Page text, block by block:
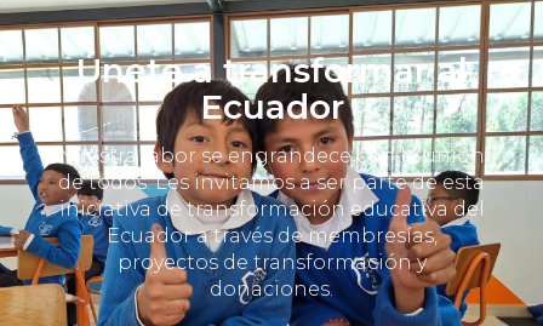
Únete a transformar al
Ecuador
Nuestra labor se engrandece con la unión
de todos. Les invitamos a ser parte de esta
iniciativa de transformación educativa del
Ecuador a través de membresías,
proyectos de transformación y
donaciones.